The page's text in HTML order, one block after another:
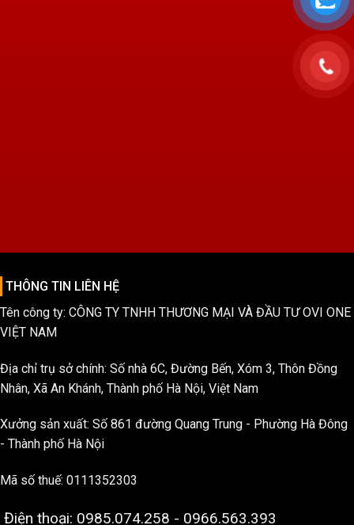
THÔNG TIN LIÊN HỆ
Tên công ty: CÔNG TY TNHH THƯƠNG MẠI VÀ ĐẦU TƯ OVI ONE
VIỆT NAM
Địa chỉ trụ sở chính: Số nhà 6C, Đường Bến, Xóm 3, Thôn Đồng
Nhân, Xã An Khánh, Thành phố Hà Nội, Việt Nam
Xưởng sản xuất: Số 861 đường Quang Trung - Phường Hà Đông
- Thành phố Hà Nội
Mã số thuế: 0111352303
Điện thoại: 0985.074.258 - 0966.563.393